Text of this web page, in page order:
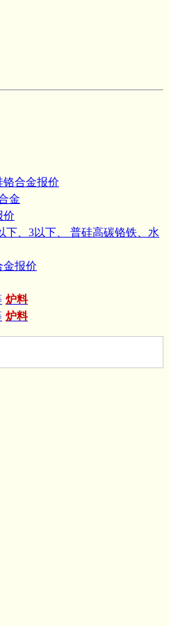
合金报价
金
价
下、3以下、 普硅高碳铬铁、水
金报价
炉料
炉料